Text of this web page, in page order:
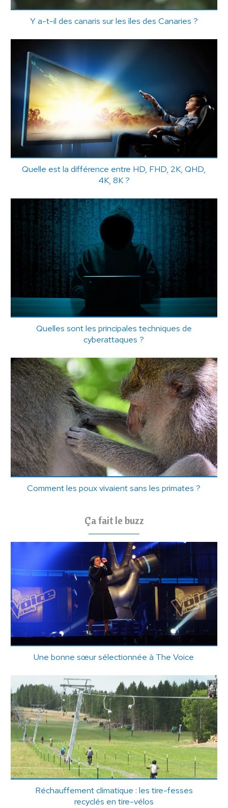
Y a-t-il des canaris sur les îles des Canaries ?
Quelle est la différence entre HD, FHD, 2K, QHD,
4K, 8K ?
Quelles sont les principales techniques de
cyberattaques ?
Comment les poux vivaient sans les primates ?
Ça fait le buzz
Une bonne sœur sélectionnée à The Voice
Réchauffement climatique : les tire-fesses
recyclés en tire-vélos